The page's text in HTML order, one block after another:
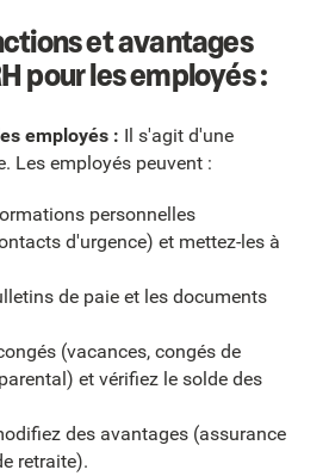
et avantages
pour les employés :
employés : Il s'agit d'une
Les employés peuvent :
personnelles
d'urgence) et mettez-les à
de paie et les documents
(vacances, congés de
et vérifiez le solde des
des avantages (assurance
retraite).